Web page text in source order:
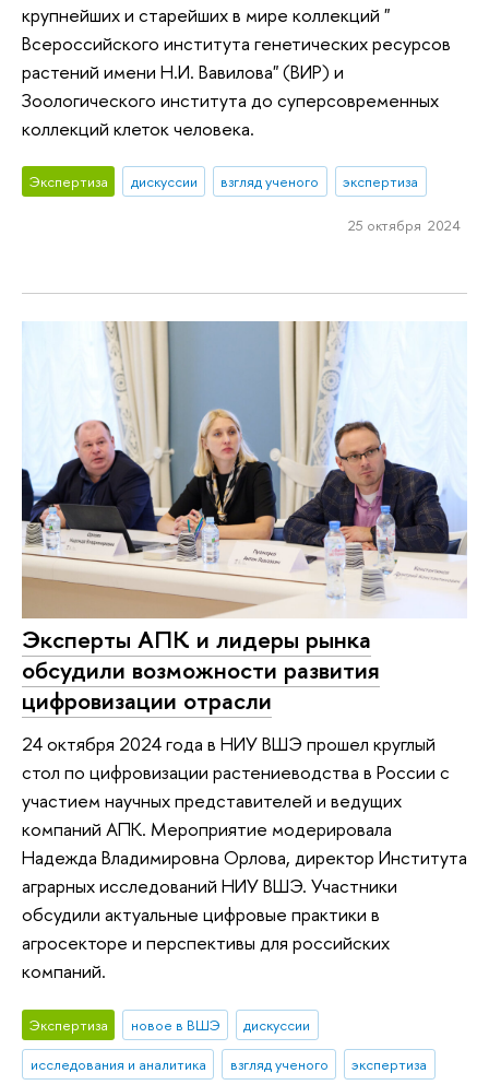
крупнейших и старейших в мире коллекций "
Всероссийского института генетических ресурсов
растений имени Н.И. Вавилова" (ВИР) и
Зоологического института до суперсовременных
коллекций клеток человека.
Экспертиза дискуссии взгляд ученого экспертиза
25 октября 2024
Эксперты АПК и лидеры рынка
обсудили возможности развития
цифровизации отрасли
24 октября 2024 года в НИУ ВШЭ прошел круглый
стол по цифровизации растениеводства в России с
участием научных представителей и ведущих
компаний АПК. Мероприятие модерировала
Надежда Владимировна Орлова, директор Института
аграрных исследований НИУ ВШЭ. Участники
обсудили актуальные цифровые практики в
агросекторе и перспективы для российских
компаний.
Экспертиза новое в ВШЭ
дискуссии
исследования и аналитика
взгляд ученого экспертиза